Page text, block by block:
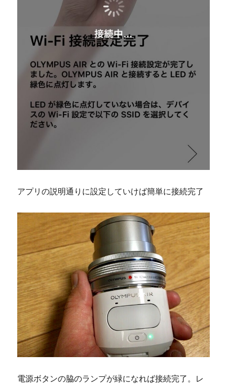
アプリの説明通りに設定していけば簡単に接続完了
電源ボタンの脇のランプが緑になれば接続完了。レ